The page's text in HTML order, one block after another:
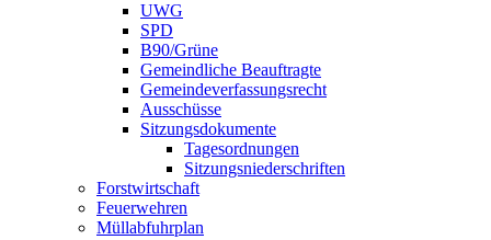
UWG
SPD
B90/Grüne
Gemeindliche Beauftragte
Gemeindeverfassungsrecht
Ausschüsse
Sitzungsdokumente
Tagesordnungen
Sitzungsniederschriften
Forstwirtschaft
Feuerwehren
Müllabfuhrplan